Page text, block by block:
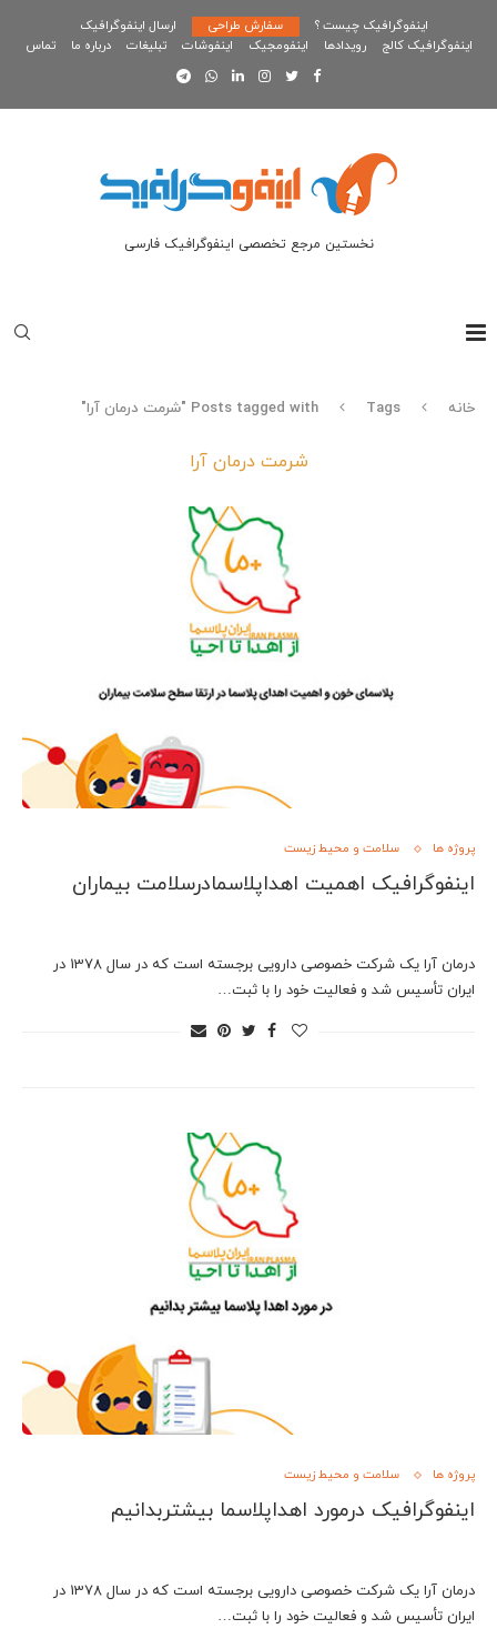
اینفوگرافیک چیست ؟ سفارش طراحی
ارسال اینفوگرافیک
اینفوگرافیک کالج
رویدادها اینفومجیک اینفوشات تبلیغات درباره ما تماس
نخستین مرجع تخصصی اینفوگرافیک فارسی
خانه Tags Posts tagged with "شرمت درمان آرا"
شرمت درمان آرا
پروژه ها سلامت و محیط زیست
اینفوگرافیک اهمیت اهداپلاسمادرسلامت بیماران
درمان آرا یک شرکت خصوصی دارویی برجسته است که در سال 1378 در
ایران تأسیس شد و فعالیت خود را با ثبت…
پروژه ها سلامت و محیط زیست
اینفوگرافیک درمورد اهداپلاسما بیشتربدانیم
درمان آرا یک شرکت خصوصی دارویی برجسته است که در سال 1378 در
ایران تأسیس شد و فعالیت خود را با ثبت…